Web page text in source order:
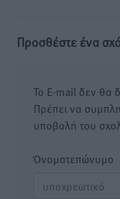
Προσθέστε ένα
Το E-mail δεν θα
Πρέπει να
υποβολή του
Όνοματεπώνυμο